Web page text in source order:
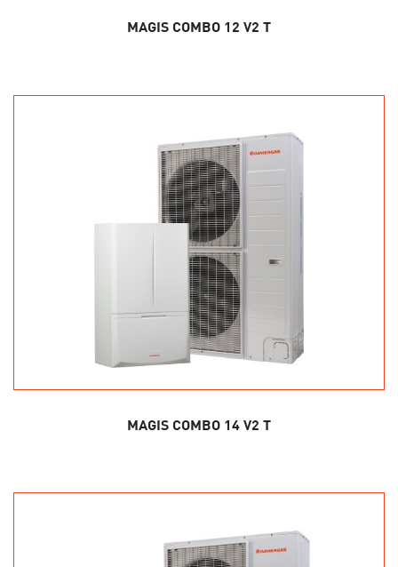
MAGIS COMBO 12 V2 T
MAGIS COMBO 14 V2 T